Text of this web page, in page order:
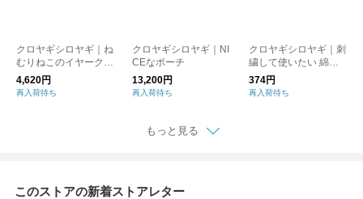
クロヤギシロヤギ｜ね
むりねこのイヤークリ
ップ
4,620円
再入荷待ち
クロヤギシロヤギ｜NI
CEなポーチ
13,200円
再入荷待ち
クロヤギシロヤギ｜刺
繍して使いたい 綿バ
ッグ（無地）
374円
再入荷待ち
もっと見る
このストアの新着ストアレター